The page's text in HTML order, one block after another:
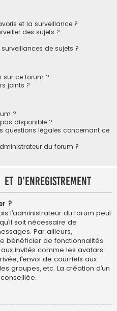
et la surveillance ?
des sujets ?
de sujets ?
sur ce forum ?
joints ?
?
disponible ?
questions légales concernant ce
du forum ?
et d’enregistrement
?
l’administrateur du forum peut
soit nécessaire de
Par ailleurs,
bénéficier de fonctionnalités
invités comme les avatars
l’envoi de courriels aux
groupes, etc. La création d’un